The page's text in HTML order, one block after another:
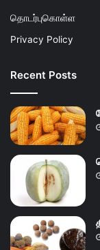
தொடர்புகொள்ள
Privacy Policy
Recent Posts